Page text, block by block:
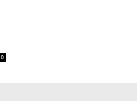
0